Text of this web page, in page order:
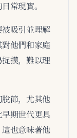
常現實。
吸引並理解
他們和家庭
摸，難以理
節，尤其他
期世代更具
也意味著他